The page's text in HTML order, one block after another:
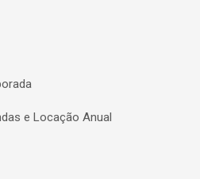
e Locação Anual